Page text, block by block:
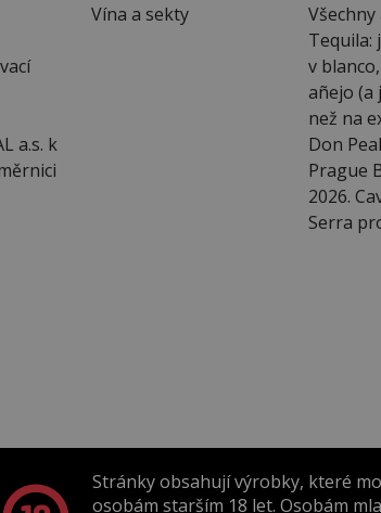
a.s. k
Vína a sekty
Tequila:
v
añejo (a
než na
Don
Prague
2026.
Serra
Stránky obsahují výrobky, které
osobám starším 18 let. Osobám